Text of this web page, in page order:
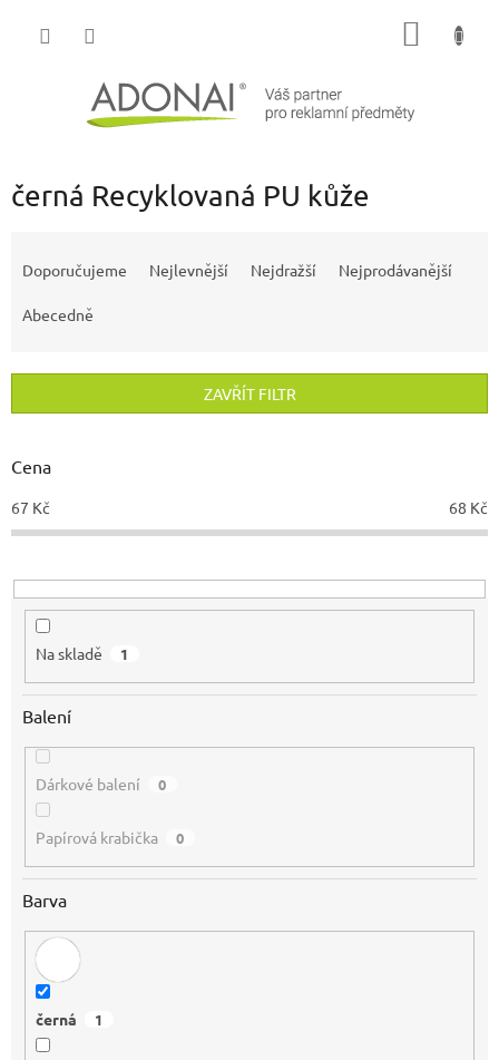
černá Recyklovaná PU kůže
r
d
k
t
Doporučujeme Nejlevnější Nejdražší Nejprodávanější
Abecedně
ZAVŘÍT FILTR
Cena
67 Kč 68 Kč
Na skladě 1
Balení
Dárkové balení 0
Papírová krabička 0
Barva
černá 1